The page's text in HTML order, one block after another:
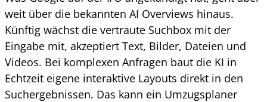
weit über die bekannten AI Overviews hinaus.
Künftig wächst die vertraute Suchbox mit der
Eingabe mit, akzeptiert Text, Bilder, Dateien und
Videos. Bei komplexen Anfragen baut die KI in
Echtzeit eigene interaktive Layouts direkt in den
Suchergebnissen. Das kann ein Umzugsplaner